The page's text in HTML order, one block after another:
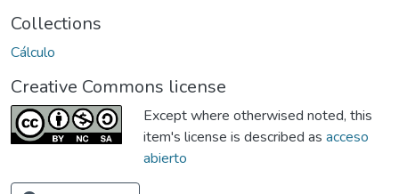
Collections
Cálculo
Creative Commons license
Except where otherwised noted, this
item's license is described as acceso
abierto